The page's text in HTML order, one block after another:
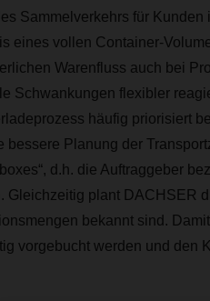
Sammelverkehrs für
eines vollen Container-
Warenfluss auch bei
Schwankungen flexibler
häufig priorisiert
bessere Planung der
d.h. die Auftraggeber
Gleichzeitig plant DACHSER
bekannt sind.
vorgebucht werden und den